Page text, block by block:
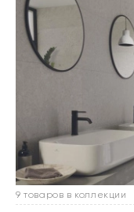
9 товаров в коллекции